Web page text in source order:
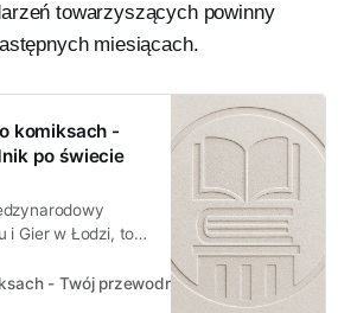
towarzyszących powinny
miesiącach.
komiksach -
po świecie
i Gier w Łodzi, to
w
- Twój przewodnik po świecie komiksów!